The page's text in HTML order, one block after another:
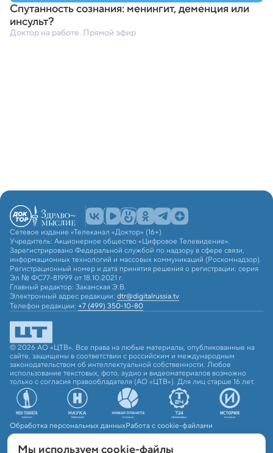
Спутанность сознания: менингит,деменция или
инсульт?
Доктор на работе. Прямой эфир
Сетевое издание «Телеканал «Доктор» (16+)
Учредитель: Акционерное общество «Цифровое Телевидение».
Зарегистрировано Федеральной службой по надзору в сфере связи,
информационных технологий и массовых коммуникаций (Роскомнадзор).
Регистрационный номер и дата принятия решения о регистрации: серия
Эл № ФС77-81999 от 18.10.2021 г.
Главный редактор: Закамская Э.В.
Электронный адрес редакции: dtr@digitalrussia.tv
Телефон редакции: +7 (499) 350-10-80
© 2026 АО «ЦТВ». Все права на любые материалы, опубликованные на
сайте, защищены в соответствии с российским и международным
законодательством об интеллектуальной собственности. Любое
использование текстовых, фото, аудио и видеоматериалов возможно
только с согласия правообладателя (АО «ЦТВ»). Для лиц старше 16 лет.
Обработка персональных данныхРабота с cookie-файлами
Мы используем сookie-файлы